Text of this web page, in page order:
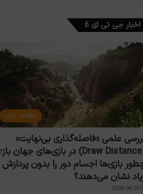
اخبار جی تی ای 6
مقالات بازی
علمی «فاصله‌گذاری بی‌نهایت»
(Draw Distance) در بازی‌های جهان باز؛
بازی‌ها اجسام دور را بدون پردازش
نشان می‌دهند؟
2026-06-20